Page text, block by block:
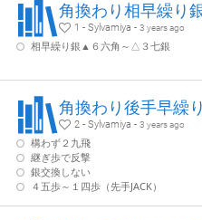
角換わり相早繰り
1 - Sylvamiya -3 years ago
相早繰り銀▲６六角～△３七銀
角換わり後手早繰
2 - Sylvamiya -3 years ago
構わず２九飛
継ぎ歩で反撃
銀交換しない
４五歩～１四歩（先手JACK）